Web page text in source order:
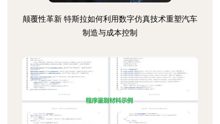
颠覆性革新 特斯拉如何利用数字仿真技术重塑汽车
制造与成本控制